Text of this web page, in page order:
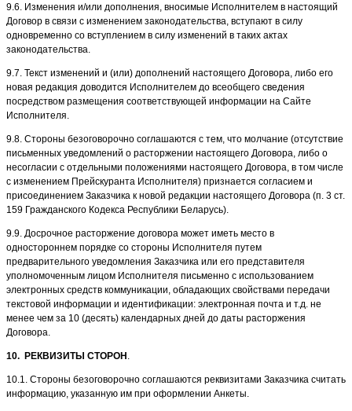
9.6. Изменения и/или дополнения, вносимые Исполнителем в настоящий
Договор в связи с изменением законодательства, вступают в силу
одновременно со вступлением в силу изменений в таких актах
законодательства.
9.7. Текст изменений и (или) дополнений настоящего Договора, либо его
новая редакция доводится Исполнителем до всеобщего сведения
посредством размещения соответствующей информации на Сайте
Исполнителя.
9.8. Стороны безоговорочно соглашаются с тем, что молчание (отсутствие
письменных уведомлений о расторжении настоящего Договора, либо о
несогласии с отдельными положениями настоящего Договора, в том числе
с изменением Прейскуранта Исполнителя) признается согласием и
присоединением Заказчика к новой редакции настоящего Договора (п. 3 ст.
159 Гражданского Кодекса Республики Беларусь).
9.9. Досрочное расторжение договора может иметь место в
одностороннем порядке со стороны Исполнителя путем
предварительного уведомления Заказчика или его представителя
уполномоченным лицом Исполнителя письменно с использованием
электронных средств коммуникации, обладающих свойствами передачи
текстовой информации и идентификации: электронная почта и т.д. не
менее чем за 10 (десять) календарных дней до даты расторжения
Договора.
10. РЕКВИЗИТЫ СТОРОН
10.1. Стороны безоговорочно соглашаются реквизитами Заказчика считать
информацию, указанную им при оформлении Анкеты.